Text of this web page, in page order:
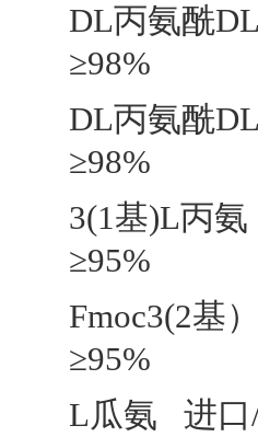
DL丙氨酰
≥98%
DL丙氨酰
≥98%
3(1基)L丙
≥95%
Fmoc3(2基
≥95%
L瓜氨 进口/